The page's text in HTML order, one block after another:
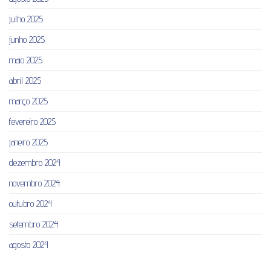
julho 2025
junho 2025
maio 2025
abril 2025
março 2025
fevereiro 2025
janeiro 2025
dezembro 2024
novembro 2024
outubro 2024
setembro 2024
agosto 2024